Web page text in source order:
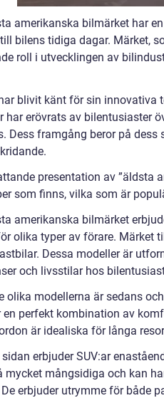
amerikanska bilmärket har
bilens tidiga dagar. Märket,
roll i utvecklingen av
blivit känt för sin innovativa
har erövrats av bilentusiaster
Dess framgång beror på
presentation av ”äldsta
som finns, vilka som är
amerikanska bilmärket
olika typer av förare. Märket
Dessa modeller är
och livsstilar hos
olika modellerna är sedans
en perfekt kombination av
är idealiska för långa
erbjuder SUV:ar
mycket mångsidiga och kan
erbjuder utrymme för både